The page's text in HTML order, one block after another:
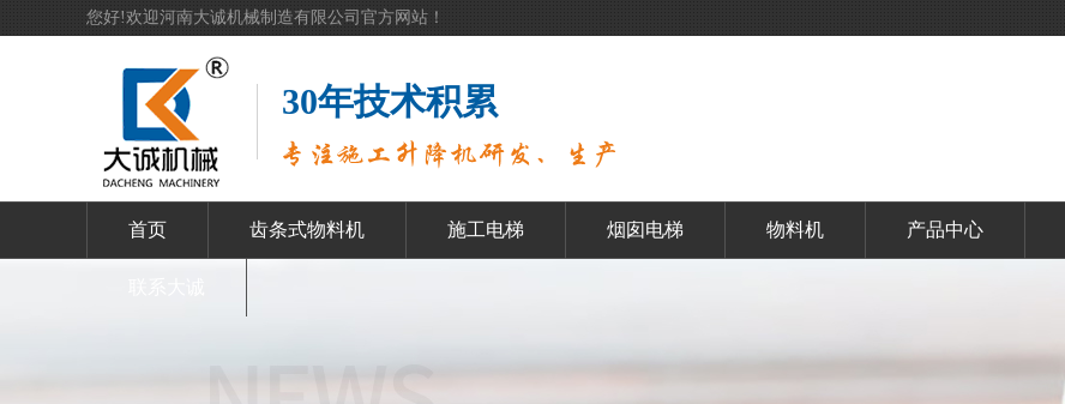
您好!欢迎河南大诚机械制造有限公司官方网站！
30年技术积累
首页 齿条式物料机 施工电梯 烟囱电梯 物料机 产品中心